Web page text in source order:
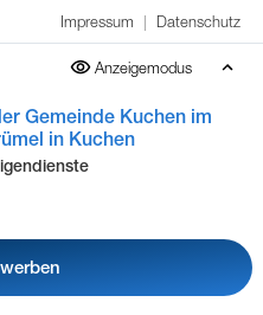
Impressum | Datenschutz
Anzeigemodus
Gemeinde Kuchen im
in Kuchen